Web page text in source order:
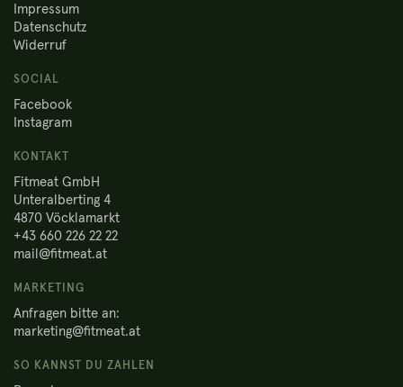
Impressum
Datenschutz
Widerruf
SOCIAL
Facebook
Instagram
KONTAKT
Fitmeat GmbH
Unteralberting 4
4870 Vöcklamarkt
+43 660 226 22 22
mail@fitmeat.at
MARKETING
Anfragen bitte an:
marketing@fitmeat.at
SO KANNST DU ZAHLEN